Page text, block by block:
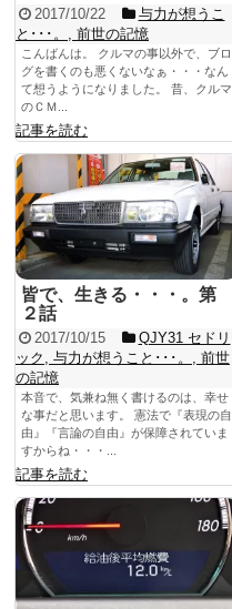
2017/10/22
与力が想うこ
と･･･。
前世の記憶
こんばんは。 クルマの事以外で、ブロ
グを書くのも悪くないなぁ・・・なん
て想うようになりました。 昔、クルマ
のＣＭ...
記事を読む
皆で、生きる・・・。第
２話
2017/10/15
QJY31 セドリ
ック
与力が想うこと･･･。
前世
の記憶
本音で、気兼ね無く書けるのは、幸せ
な事だと思います。 憲法で『表現の自
由』『言論の自由』が保障されていま
すからね・・・...
記事を読む